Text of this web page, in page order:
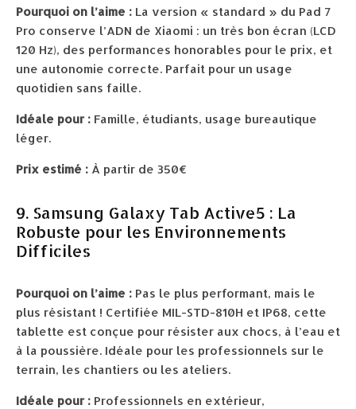
Pourquoi on l’aime : La version « standard » du Pad 7
Pro conserve l’ADN de Xiaomi : un très bon écran (LCD
120 Hz), des performances honorables pour le prix, et
une autonomie correcte. Parfait pour un usage
quotidien sans faille.
Idéale pour : Famille, étudiants, usage bureautique
léger.
Prix estimé : À partir de 350€
9. Samsung Galaxy Tab Active5 : La
Robuste pour les Environnements
Difficiles
Pourquoi on l’aime : Pas le plus performant, mais le
plus résistant ! Certifiée MIL-STD-810H et IP68, cette
tablette est conçue pour résister aux chocs, à l’eau et
à la poussière. Idéale pour les professionnels sur le
terrain, les chantiers ou les ateliers.
Idéale pour : Professionnels en extérieur,